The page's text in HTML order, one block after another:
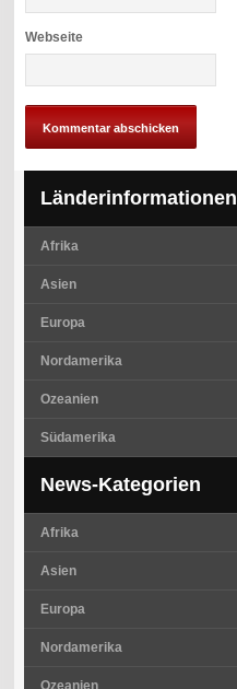
Webseite
Länderinformationen
Afrika
Asien
Europa
Nordamerika
Ozeanien
Südamerika
News-Kategorien
Afrika
Asien
Europa
Nordamerika